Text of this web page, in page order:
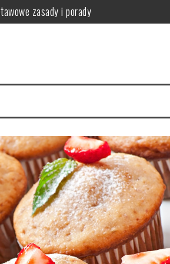
zasady i porady
jadłospis
utrata wagi
i przepisy